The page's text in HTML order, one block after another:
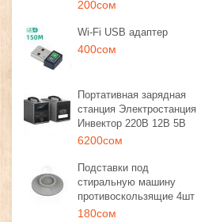
200сом
Wi-Fi USB адаптер
400сом
Портативная зарядная
станция Электростанция
Инвектор 220В 12В 5В
6200сом
Подставки под
стиральную машину
противоскользящие 4шт
180сом